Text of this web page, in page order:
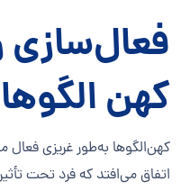
کهن الگوها
کهن‌الگوها به‌طور غریزی
اتفاق می‌افتد که فرد تحت